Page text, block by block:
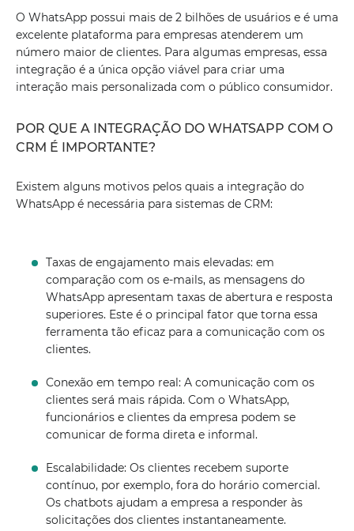
O WhatsApp possui mais de 2 bilhões de usuários e é uma
excelente plataforma para empresas atenderem um
número maior de clientes. Para algumas empresas, essa
integração é a única opção viável para criar uma
interação mais personalizada com o público consumidor.
POR QUE A INTEGRAÇÃO DO WHATSAPP COM O
CRM É IMPORTANTE?
Existem alguns motivos pelos quais a integração do
WhatsApp é necessária para sistemas de CRM:
Taxas de engajamento mais elevadas: em
comparação com os e-mails, as mensagens do
WhatsApp apresentam taxas de abertura e resposta
superiores. Este é o principal fator que torna essa
ferramenta tão eficaz para a comunicação com os
clientes.
Conexão em tempo real: A comunicação com os
clientes será mais rápida. Com o WhatsApp,
funcionários e clientes da empresa podem se
comunicar de forma direta e informal.
Escalabilidade: Os clientes recebem suporte
contínuo, por exemplo, fora do horário comercial.
Os chatbots ajudam a empresa a responder às
solicitações dos clientes instantaneamente.